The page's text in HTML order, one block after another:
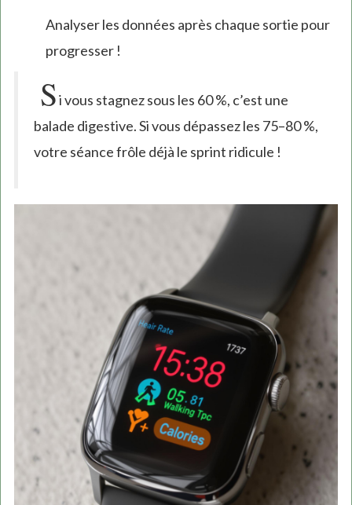
Analyser les données après chaque sortie pour
progresser !
Si vous stagnez sous les 60 %, c’est une
balade digestive. Si vous dépassez les 75–80 %,
votre séance frôle déjà le sprint ridicule !